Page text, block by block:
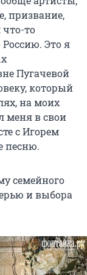
призвание,
что-то
Это я
Пугачевой
который
на моих
меня в свои
с Игорем
песню.
семейного
и выбора